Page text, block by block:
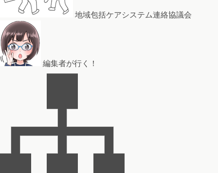
地域包括ケアシステム連絡協議会
編集者が行く！